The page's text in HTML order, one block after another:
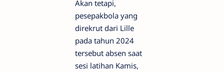
Akan tetapi,
pesepakbola yang
direkrut dari Lille
pada tahun 2024
tersebut absen saat
sesi latihan Kamis,